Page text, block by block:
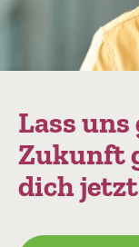
Lass
Zukunft
dich